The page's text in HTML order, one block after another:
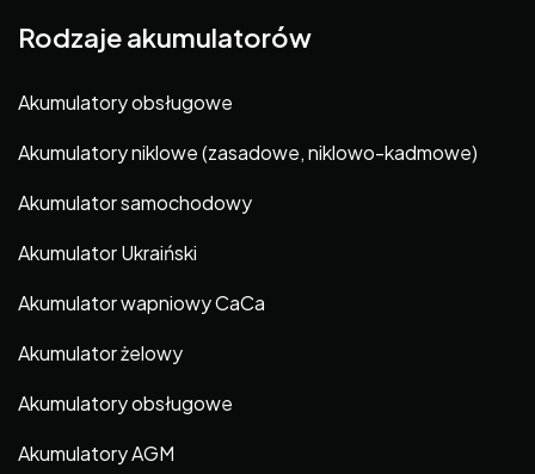
Rodzaje akumulatorów
Akumulatory obsługowe
Akumulatory niklowe (zasadowe, niklowo-kadmowe)
Akumulator samochodowy
Akumulator Ukraiński
Akumulator wapniowy CaCa
Akumulator żelowy
Akumulatory obsługowe
Akumulatory AGM